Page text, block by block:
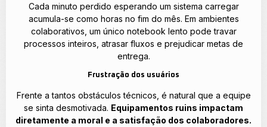
Cada minuto perdido esperando um sistema carregar
acumula-se como horas no fim do mês. Em ambientes
colaborativos, um único notebook lento pode travar
processos inteiros, atrasar fluxos e prejudicar metas de
entrega.
Frustração dos usuários
Frente a tantos obstáculos técnicos, é natural que a equipe
se sinta desmotivada. Equipamentos ruins impactam
diretamente a moral e a satisfação dos colaboradores.